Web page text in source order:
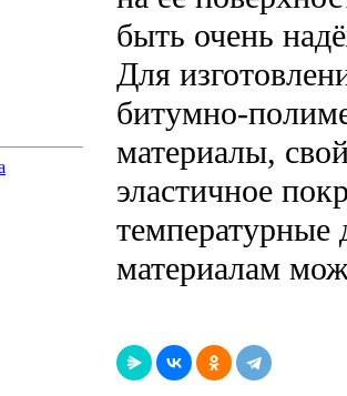
быть очень
Для
битумно-
материалы,
эластичное
материалам